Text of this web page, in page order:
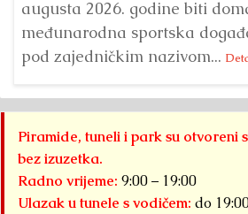
augusta 2026. godine biti
međunarodna sportska
pod zajedničkim nazivom...
Piramide, tuneli i park su otvoreni
bez izuzetka.
Radno vrijeme: 9:00 – 19:00
Ulazak u tunele s vodičem: do